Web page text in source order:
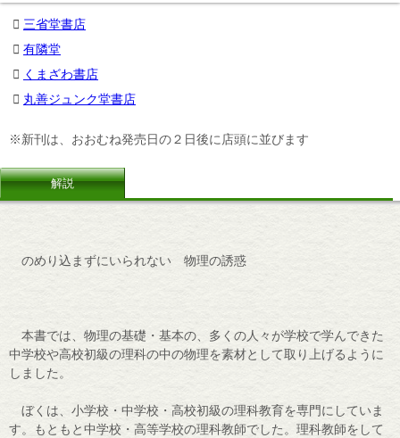
三省堂書店
有隣堂
くまざわ書店
丸善ジュンク堂書店
※新刊は、おおむね発売日の２日後に店頭に並びます
解説
のめり込まずにいられない 物理の誘惑
本書では、物理の基礎・基本の、多くの人々が学校で学んできた
中学校や高校初級の理科の中の物理を素材として取り上げるように
しました。
ぼくは、小学校・中学校・高校初級の理科教育を専門にしていま
す。もともと中学校・高等学校の理科教師でした。理科教師をして